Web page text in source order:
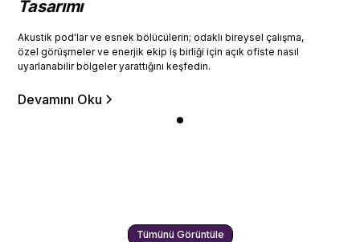
Tasarımı
Akustik pod'lar ve esnek bölücülerin; odaklı bireysel çalışma,
özel görüşmeler ve enerjik ekip iş birliği için açık ofiste nasıl
uyarlanabilir bölgeler yarattığını keşfedin.
Devamını Oku
Tümünü Görüntüle